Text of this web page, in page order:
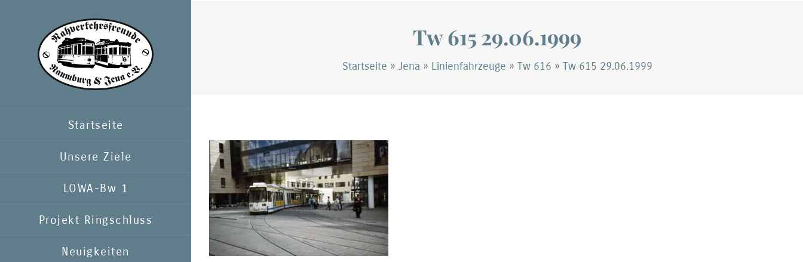
springen
Startseite
Unsere Ziele
LOWA-Bw 1
Projekt Ringschluss
Neuigkeiten
Tw 615 29.06.1999
Startseite » Jena » Linienfahrzeuge » Tw 616 » Tw 615 29.06.1999